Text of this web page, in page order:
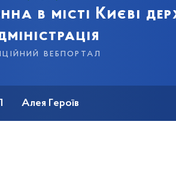
в місті Києві
вебпортал
Алея Героїв